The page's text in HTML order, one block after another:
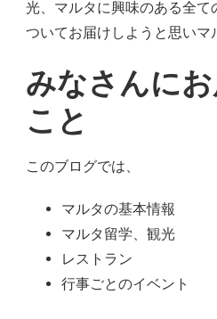
光、マルタに興味のある全て
ついてお届けしようと思いマ
みなさんに
こと
このブログでは、
マルタの基本情報
マルタ留学、観光
レストラン
行事ごとのイベント